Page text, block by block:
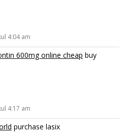
4:04 am
600mg online cheap buy
4:17 am
purchase lasix